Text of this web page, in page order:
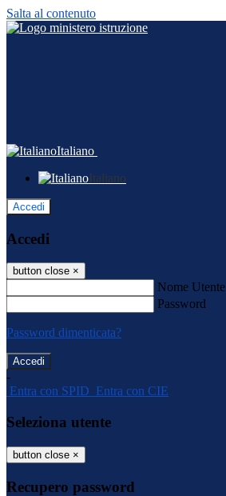
Salta al contenuto
Italiano
Italiano
Accedi
Accedi
button close ×
Nome Utente
Password
Password dimenticata?
-
Entra con SPID Entra con CIE
Seleziona utente
button close ×
Recupero password